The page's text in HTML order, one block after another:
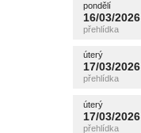
pondělí
16/03/2026
pondělí
16/03/2026
úterý
17/03/2026
úterý
17/03/2026
úterý
17/03/2026
úterý
17/03/2026